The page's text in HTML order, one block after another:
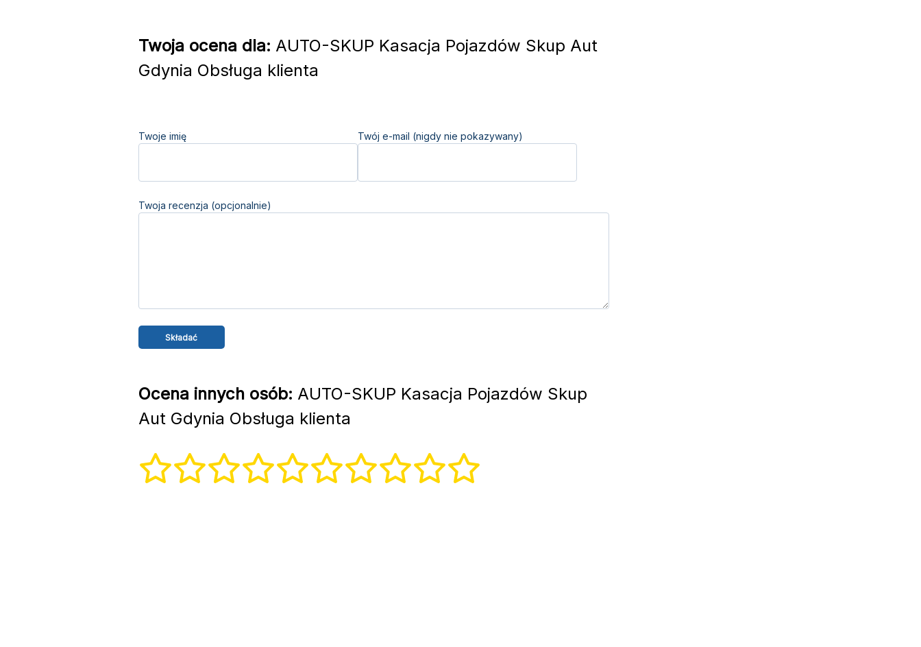
Twoja ocena dla: AUTO-SKUP Kasacja Pojazdów Skup Aut
Gdynia Obsługa klienta
Twoje imię Twój e-mail (nigdy nie pokazywany)
Twoja recenzja (opcjonalnie)
Ocena innych osób: AUTO-SKUP Kasacja Pojazdów Skup
Aut Gdynia Obsługa klienta